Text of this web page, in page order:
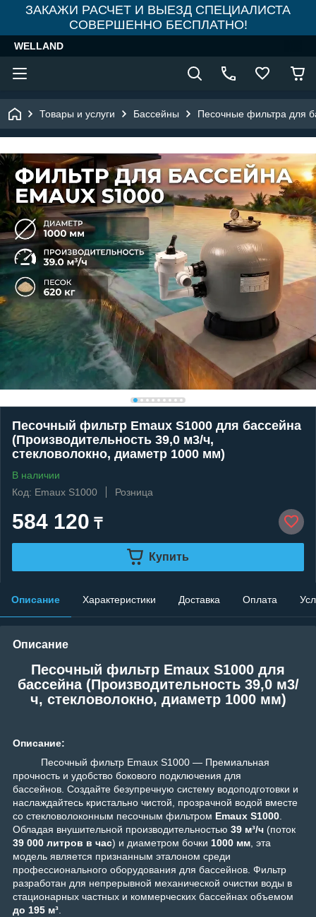
ЗАКАЖИ РАСЧЕТ И ВЫЕЗД СПЕЦИАЛИСТА
СОВЕРШЕННО БЕСПЛАТНО!
WELLAND
Товары и услуги Бассейны Песочные фильтра для
Песочный фильтр Emaux S1000 для бассейна
(Производительность 39,0 м3/ч,
стекловолокно, диаметр 1000 мм)
В наличии
Код: Emaux S1000
Розница
584 120 ₸
Купить
Описание Характеристики Доставка Оплата
Описание
Песочный фильтр Emaux S1000 для
бассейна (Производительность 39,0 м3/
ч, стекловолокно, диаметр 1000 мм)
Описание:
Песочный фильтр Emaux S1000 — Премиальная
прочность и удобство бокового подключения для
бассейнов. Создайте безупречную систему водоподготовки и
наслаждайтесь кристально чистой, прозрачной водой вместе
со стекловолоконным песочным фильтром Emaux S1000.
Обладая внушительной производительностью 39 м³/ч (поток
39 000 литров в час) и диаметром бочки 1000 мм, эта
модель является признанным эталоном среди
профессионального оборудования для бассейнов. Фильтр
разработан для непрерывной механической очистки воды в
стационарных частных и коммерческих бассейнах объемом
до 195 м³.